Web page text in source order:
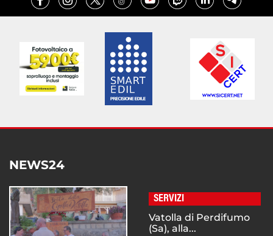
NEWS24
SERVIZI
Vatolla di Perdifumo
(Sa), alla...